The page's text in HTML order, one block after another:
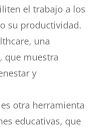
el trabajo a los
su productividad.
una
que muestra
y
otra herramienta
educativas, que